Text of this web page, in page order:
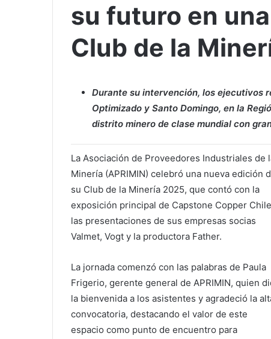
su futuro en
Club de la
Durante su intervención, los ejecutivos
Optimizado y Santo Domingo, en la
distrito minero de clase mundial con
La Asociación de Proveedores Industriales de
Minería (APRIMIN) celebró una nueva edición
su Club de la Minería 2025, que contó con la
exposición principal de Capstone Copper
las presentaciones de sus empresas socias
Valmet, Vogt y la productora Father.
La jornada comenzó con las palabras de Paula
Frigerio, gerente general de APRIMIN, quien
la bienvenida a los asistentes y agradeció la
convocatoria, destacando el valor de este
espacio como punto de encuentro para